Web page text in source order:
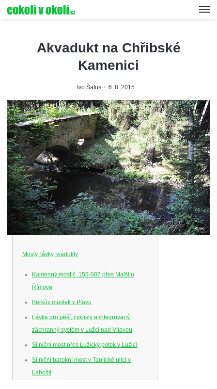
Akvadukt na Chřibské
Kamenici
Ivo Šafus 6. 8. 2015
Mosty, lávky, viadukty
Kamenný most č. 155-007 přes Malši u
Římova
Berkův můstek v Plavu
Lávka pro pěší, cyklisty a integrovaný
záchranný systém v Lužci nad Vltavou
Silniční most přes Lužický potok v Lužici
Silniční barokní most v Teplické ulici v
Lahošti